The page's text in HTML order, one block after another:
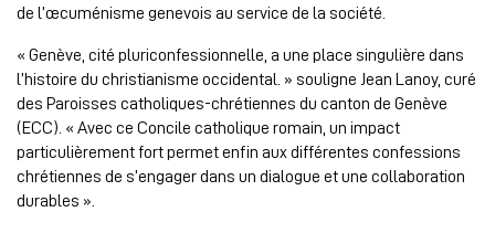
de l’œcuménisme genevois au service de la société.
« Genève, cité pluriconfessionnelle, a une place singulière dans
l’histoire du christianisme occidental. » souligne Jean Lanoy, curé
des Paroisses catholiques-chrétiennes du canton de Genève
(ECC). « Avec ce Concile catholique romain, un impact
particulièrement fort permet enfin aux différentes confessions
chrétiennes de s’engager dans un dialogue et une collaboration
durables ».